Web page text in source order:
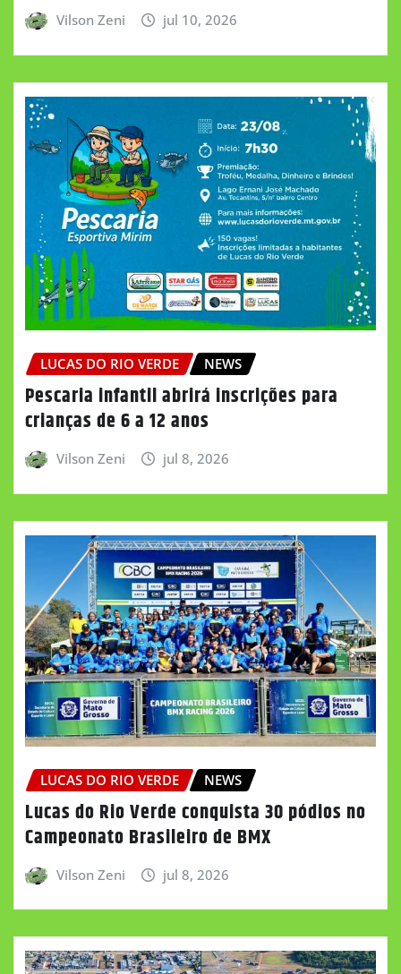
Vilson Zeni jul 10, 2026
LUCAS DO RIO VERDE NEWS
Pescaria infantil abrirá inscrições para
crianças de 6 a 12 anos
Vilson Zeni jul 8, 2026
LUCAS DO RIO VERDE NEWS
Lucas do Rio Verde conquista 30 pódios no
Campeonato Brasileiro de BMX
Vilson Zeni jul 8, 2026